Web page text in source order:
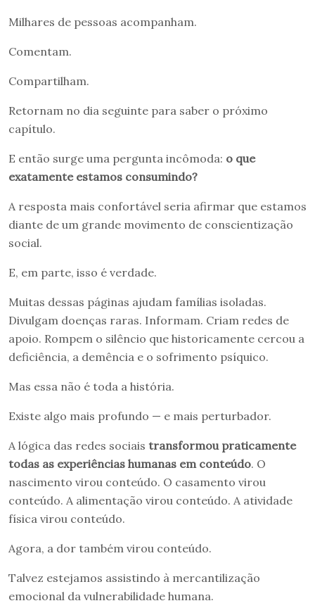
Milhares de pessoas acompanham.
Comentam.
Compartilham.
Retornam no dia seguinte para saber o próximo
capítulo.
E então surge uma pergunta incômoda: o que
exatamente estamos consumindo?
A resposta mais confortável seria afirmar que estamos
diante de um grande movimento de conscientização
social.
E, em parte, isso é verdade.
Muitas dessas páginas ajudam famílias isoladas.
Divulgam doenças raras. Informam. Criam redes de
apoio. Rompem o silêncio que historicamente cercou a
deficiência, a demência e o sofrimento psíquico.
Mas essa não é toda a história.
Existe algo mais profundo — e mais perturbador.
A lógica das redes sociais transformou praticamente
todas as experiências humanas em conteúdo. O
nascimento virou conteúdo. O casamento virou
conteúdo. A alimentação virou conteúdo. A atividade
física virou conteúdo.
Agora, a dor também virou conteúdo.
Talvez estejamos assistindo à mercantilização
emocional da vulnerabilidade humana.